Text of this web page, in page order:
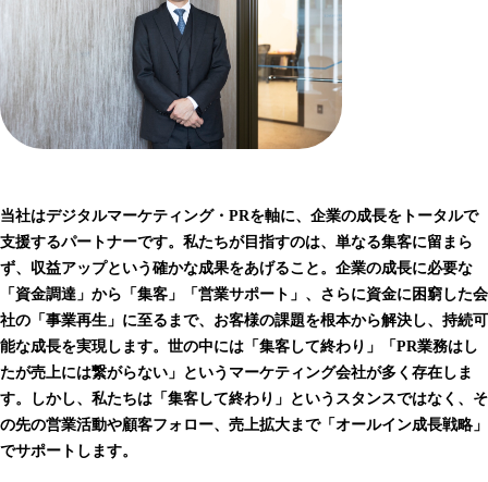
当社はデジタルマーケティング・PRを軸に、企業の成長をトータルで
支援するパートナーです。私たちが目指すのは、単なる集客に留まら
ず、収益アップという確かな成果をあげること。企業の成長に必要な
「資金調達」から「集客」「営業サポート」、さらに資金に困窮した会
社の「事業再生」に至るまで、お客様の課題を根本から解決し、持続可
能な成長を実現します。世の中には「集客して終わり」「PR業務はし
たが売上には繋がらない」というマーケティング会社が多く存在しま
す。しかし、私たちは「集客して終わり」というスタンスではなく、そ
の先の営業活動や顧客フォロー、売上拡大まで「オールイン成長戦略」
でサポートします。